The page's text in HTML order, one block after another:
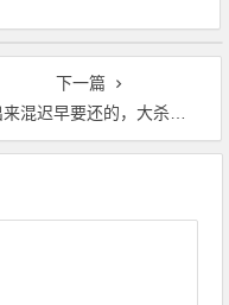
下一篇
迟早要还的，大杀四方的岚子居然被背刺了，太意外